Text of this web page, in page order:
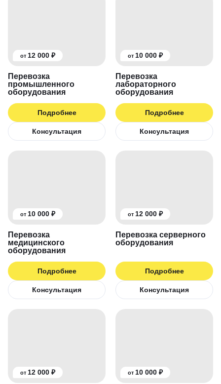
от 12 000 ₽
Перевозка
промышленного
оборудования
Подробнее
Консультация
от 10 000 ₽
Перевозка
лабораторного
оборудования
Подробнее
Консультация
от 10 000 ₽
Перевозка
медицинского
оборудования
Подробнее
Консультация
от 12 000 ₽
Перевозка серверного
оборудования
Подробнее
Консультация
от 12 000 ₽ от 10 000 ₽